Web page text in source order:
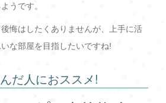
うです。
悔はしたくありませんが、上手に活
な部屋を目指したいですね!
だ人におススメ!